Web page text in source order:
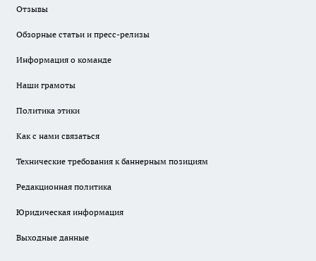
Отзывы
Обзорные статьи и пресс-релизы
Информация о команде
Наши грамоты
Политика этики
Как с нами связаться
Технические требования к баннерным позициям
Редакционная политика
Юридическая информация
Выходные данные